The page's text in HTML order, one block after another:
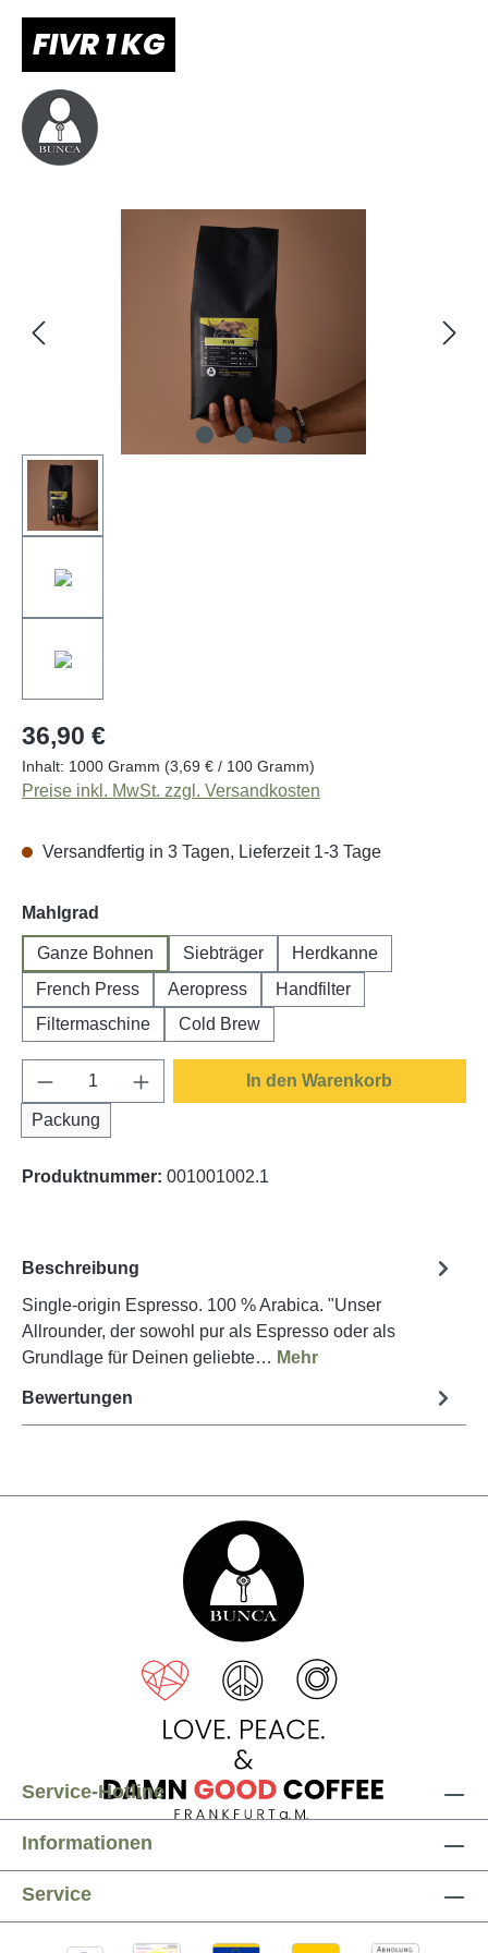
FIVR 1 KG
36,90 €
Inhalt: 1000 Gramm (3,69 € / 100 Gramm)
Preise inkl. MwSt. zzgl. Versandkosten
Versandfertig in 3 Tagen, Lieferzeit 1-3 Tage
Mahlgrad
Ganze Bohnen Siebträger
Herdkanne
French Press
Aeropress
Handfilter
Filtermaschine
Cold Brew
Produkt Anzahl: Gib den gewünschten
Packung
In den Warenkorb
Produktnummer: 001001002.1
Beschreibung
Single-origin Espresso. 100 % Arabica. "Unser
Allrounder, der sowohl pur als Espresso oder als
Grundlage für Deinen geliebte… Mehr
Bewertungen
Service-Hotline
Informationen
Service